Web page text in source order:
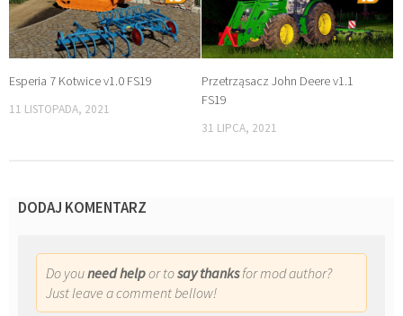
Esperia 7 Kotwice v1.0 FS19
11 LISTOPADA, 2021
Przetrząsacz John Deere v1.1
FS19
31 LIPCA, 2021
DODAJ KOMENTARZ
Do youneed helpor tosay thanksfor mod author?
Just leave a comment bellow!